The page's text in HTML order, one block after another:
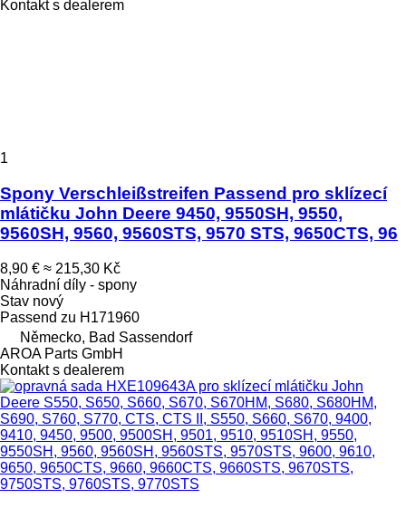
Kontakt s dealerem
1
Spony Verschleißstreifen Passend pro sklízecí
mlátičku John Deere 9450, 9550SH, 9550,
9560SH, 9560, 9560STS, 9570 STS, 9650CTS, 96
8,90 € ≈ 215,30 Kč
Náhradní díly - spony
Stav nový
Passend zu H171960
Německo, Bad Sassendorf
AROA Parts GmbH
Kontakt s dealerem